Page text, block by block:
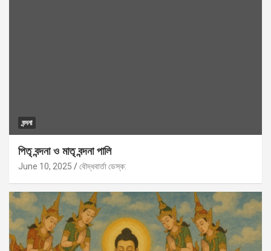
বন্দনা
পিতৃ বন্দনা ও মাতৃ বন্দনা পালি
June 10, 2025 বৌদ্ধবার্তা ডেস্ক: